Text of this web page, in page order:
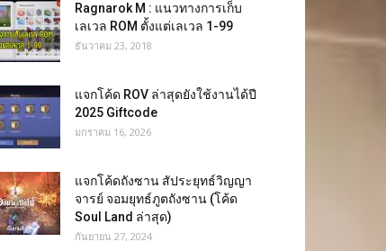
Ragnarok M : แนวทางการเก็บ
เลเวล ROM ตั้งแต่เลเวล 1-99
ธันวาคม 23, 2018
แจกโค้ด ROV ล่าสุดยังใช้งานได้ปี
2025 Giftcode
มกราคม 16, 2026
แจกโค้ดถังซาน สัประยุทธ์วิญญา
จารย์ จอมยุทธ์ภูตถังซาน (โค้ด
Soul Land ล่าสุด)
กันยายน 27, 2024